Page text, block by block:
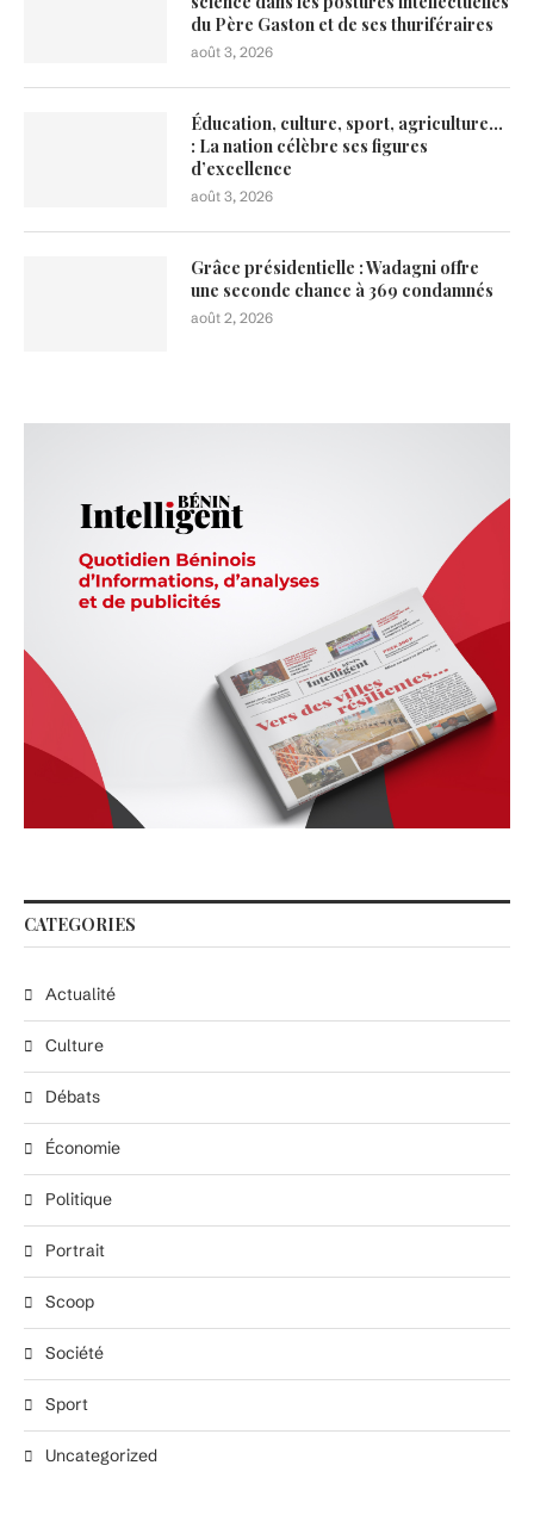
du Père Gaston et de ses thuriféraires
août 3, 2026
Éducation, culture, sport, agriculture…
: La nation célèbre ses figures
d’excellence
août 3, 2026
Grâce présidentielle : Wadagni offre
une seconde chance à 369 condamnés
août 2, 2026
CATEGORIES
Actualité
Culture
Débats
Économie
Politique
Portrait
Scoop
Société
Sport
Uncategorized